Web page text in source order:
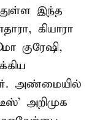
இந்த
கியாரா
குரேஷி,
அண்மையில்
அறிமுக